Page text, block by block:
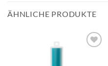
ÄHNLICHE PRODUKTE